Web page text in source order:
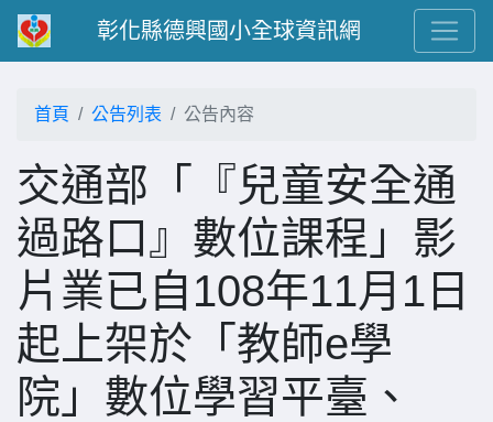
彰化縣德興國小全球資訊網
首頁 公告列表 公告內容
交通部「『兒童安全通
過路口』數位課程」影
片業已自108年11月1日
起上架於「教師e學
院」數位學習平臺、